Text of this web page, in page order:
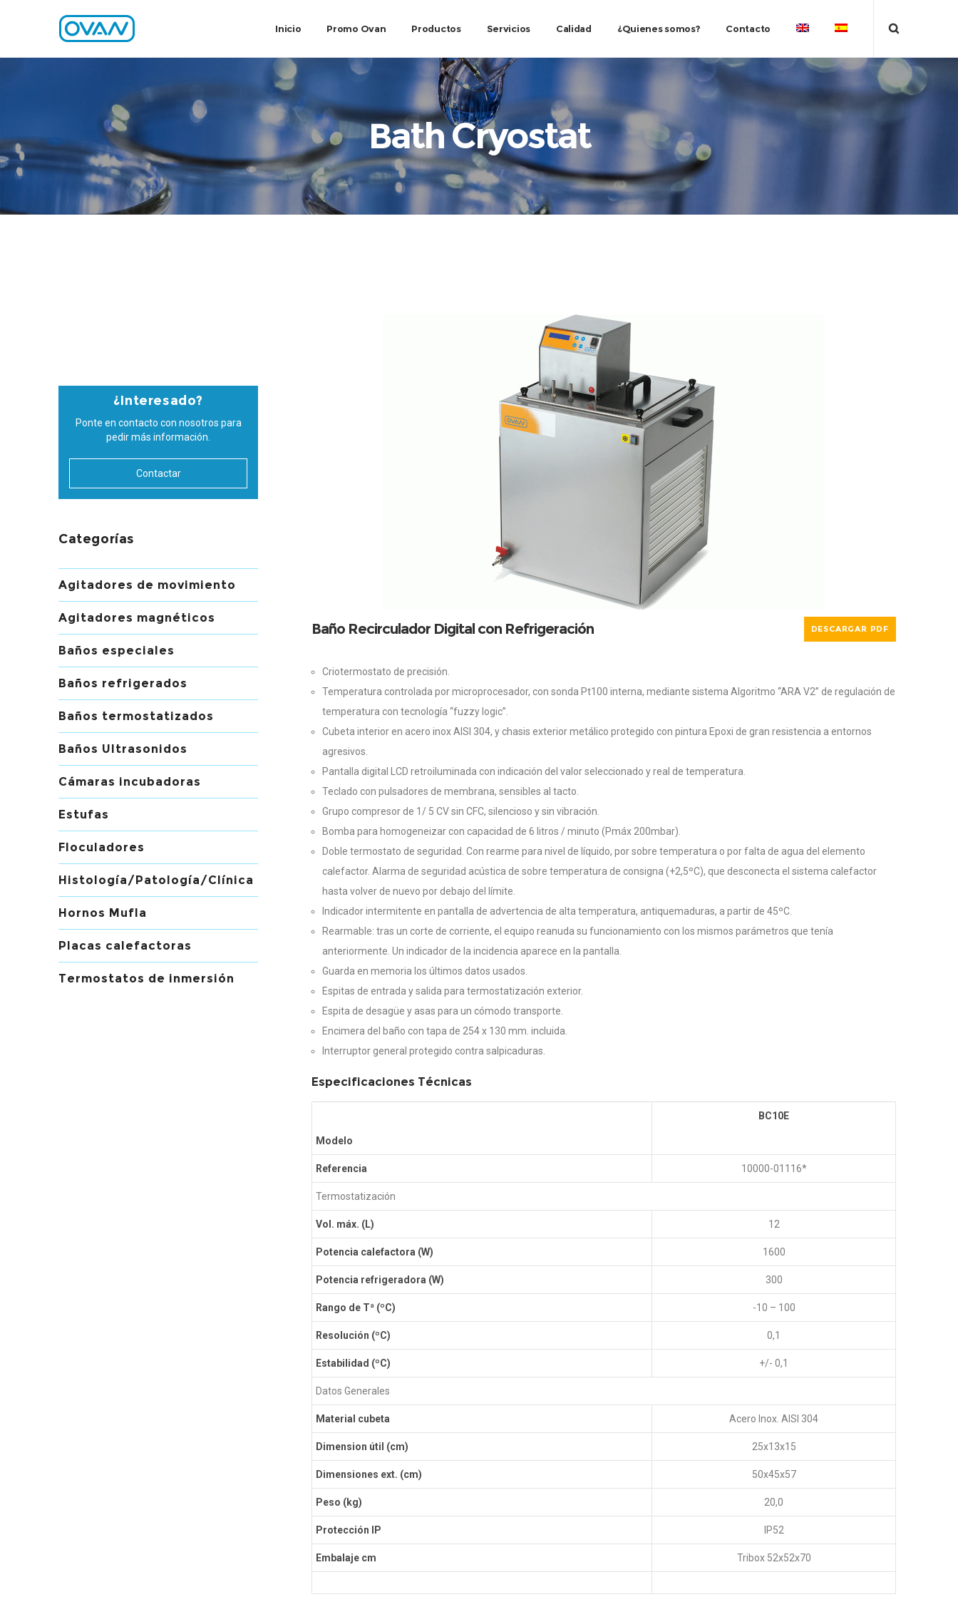
Inicio Promo Ovan Productos Servicios Calidad ¿Quienes somos? Contacto
Bath Cryostat
Baño Recirculador Digital con Refrigeración DESCARGAR PDF
Criotermostato de precisión.
Temperatura controlada por microprocesador, con sonda Pt100 interna, mediante sistema Algoritmo “ARA V2” de regulación de
temperatura con tecnología “fuzzy logic”.
Cubeta interior en acero inox AISI 304, y chasis exterior metálico protegido con pintura Epoxi de gran resistencia a entornos
agresivos.
Pantalla digital LCD retroiluminada con indicación del valor seleccionado y real de temperatura.
Teclado con pulsadores de membrana, sensibles al tacto.
Grupo compresor de 1/ 5 CV sin CFC, silencioso y sin vibración.
Bomba para homogeneizar con capacidad de 6 litros / minuto (Pmáx 200mbar).
Doble termostato de seguridad. Con rearme para nivel de líquido, por sobre temperatura o por falta de agua del elemento
calefactor. Alarma de seguridad acústica de sobre temperatura de consigna (+2,5ºC), que desconecta el sistema calefactor
hasta volver de nuevo por debajo del límite.
Indicador intermitente en pantalla de advertencia de alta temperatura, antiquemaduras, a partir de 45ºC.
Rearmable: tras un corte de corriente, el equipo reanuda su funcionamiento con los mismos parámetros que tenía
anteriormente. Un indicador de la incidencia aparece en la pantalla.
Guarda en memoria los últimos datos usados.
Espitas de entrada y salida para termostatización exterior.
Espita de desagüe y asas para un cómodo transporte.
Encimera del baño con tapa de 254 x 130 mm. incluida.
Interruptor general protegido contra salpicaduras.
Especificaciones Técnicas
Modelo
BC10E
Referencia 10000-01116*
Termostatización
Vol. máx. (L) 12
Potencia calefactora (W) 1600
Potencia refrigeradora (W) 300
Rango de Tª (ºC) -10 – 100
Resolución (ºC) 0,1
Estabilidad (ºC) +/- 0,1
Datos Generales
Material cubeta Acero Inox. AISI 304
Dimension útil (cm) 25x13x15
Dimensiones ext. (cm) 50x45x57
Peso (kg) 20,0
Protección IP IP52
Embalaje cm Tribox 52x52x70
¿Interesado?
Ponte en contacto con nosotros para
pedir más información.
Contactar
Categorías
Agitadores de movimiento
Agitadores magnéticos
Baños especiales
Baños refrigerados
Baños termostatizados
Baños Ultrasonidos
Cámaras incubadoras
Estufas
Floculadores
Histología/Patología/Clínica
Hornos Mufla
Placas calefactoras
Termostatos de inmersión